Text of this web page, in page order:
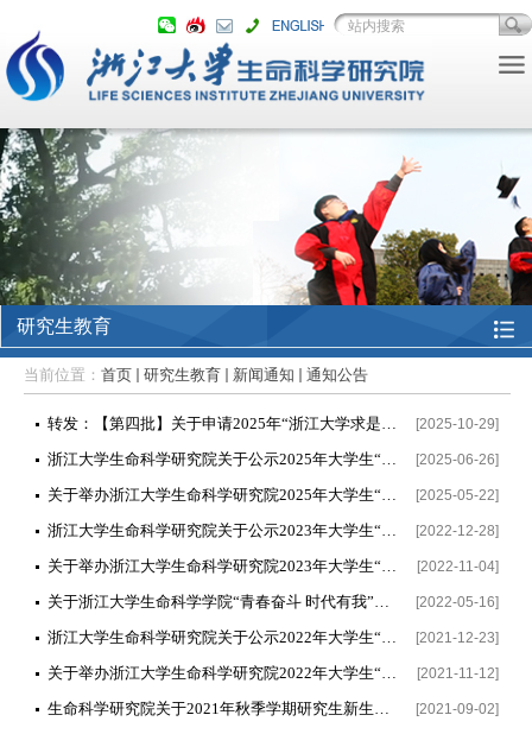
研究生教育
当前位置： 首页 研究生教育 新闻通知 通知公告
转发：【第四批】关于申请2025年“浙江大学求是飞鹰计划”的通知 [2025-10-29]
浙江大学生命科学研究院关于公示2025年大学生“科创营”项目立项名单的通知 [2025-06-26]
关于举办浙江大学生命科学研究院2025年大学生“科创营”的通知 [2025-05-22]
浙江大学生命科学研究院关于公示2023年大学生“科创营”项目立项名单的通知 [2022-12-28]
关于举办浙江大学生命科学研究院2023年大学生“科创营”的通知 [2022-11-04]
关于浙江大学生命科学学院“青春奋斗 时代有我”第二届“十佳大学生”评选活动的通知 [2022-05-16]
浙江大学生命科学研究院关于公示2022年大学生“科创营”项目立项名单的通知 [2021-12-23]
关于举办浙江大学生命科学研究院2022年大学生“科创营”的通知 [2021-11-12]
生命科学研究院关于2021年秋季学期研究生新生及老生报到注册的通知 [2021-09-02]